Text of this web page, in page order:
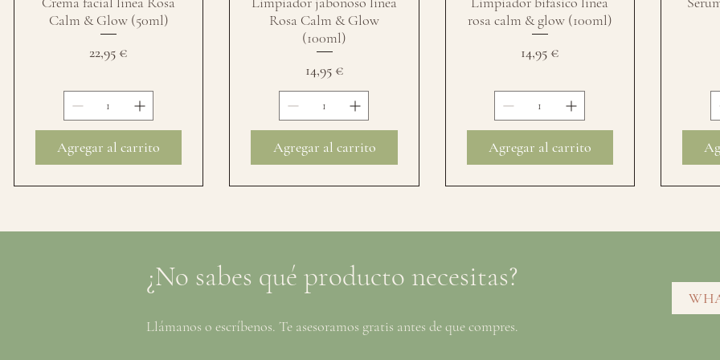
Calm & Glow (50ml)
Precio
22,95 €
Agregar al carrito
Rosa Calm & Glow
(100ml)
Precio
14,95 €
Agregar al carrito
rosa calm & glow (100ml)
Precio
14,95 €
Agregar al carrito
¿No sabes qué producto necesitas?
Llámanos o escríbenos. Te asesoramos gratis antes de que compres.